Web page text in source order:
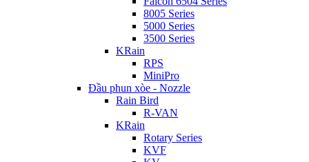
8005 Series
5000 Series
3500 Series
KRain
RPS
MiniPro
Đầu phun xòe - Nozzle
Rain Bird
R-VAN
KRain
Rotary Series
KVF